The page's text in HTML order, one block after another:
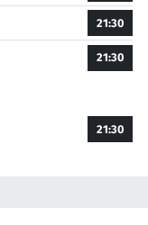
21:30
21:30
21:30